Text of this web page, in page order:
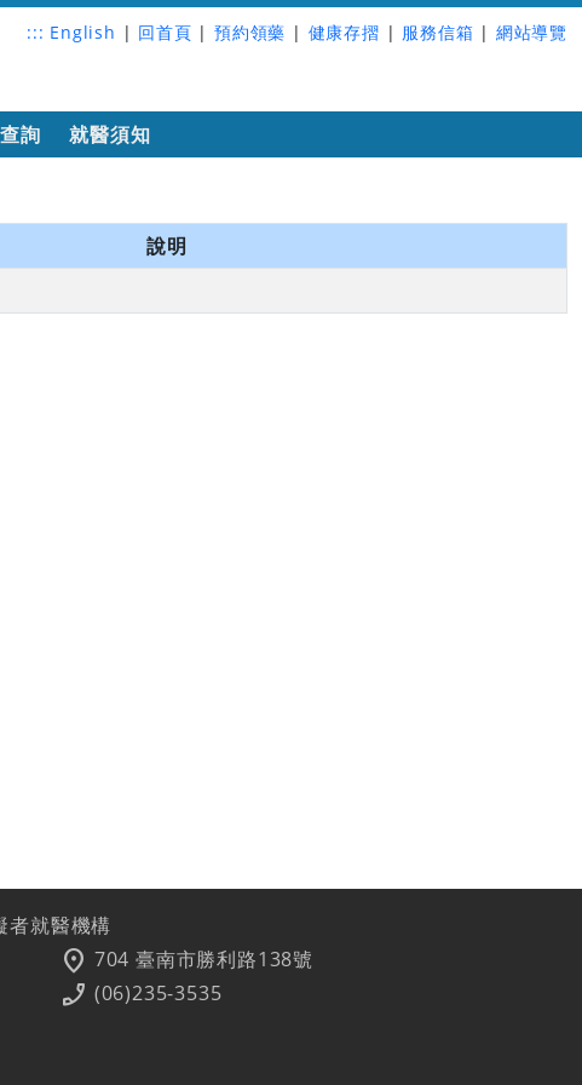
::: English | 回首頁 | 預約領藥 | 健康存摺 | 服務信箱 | 網站導覽
詢 就醫須知
說明
者就醫機構
location_on 704 臺南市勝利路138號
phone_enabled (06)235-3535